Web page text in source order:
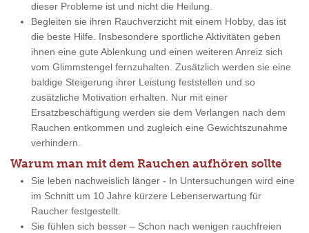
dieser Probleme ist und nicht die Heilung.
Begleiten sie ihren Rauchverzicht mit einem Hobby, das ist
die beste Hilfe. Insbesondere sportliche Aktivitäten geben
ihnen eine gute Ablenkung und einen weiteren Anreiz sich
vom Glimmstengel fernzuhalten. Zusätzlich werden sie eine
baldige Steigerung ihrer Leistung feststellen und so
zusätzliche Motivation erhalten. Nur mit einer
Ersatzbeschäftigung werden sie dem Verlangen nach dem
Rauchen entkommen und zugleich eine Gewichtszunahme
verhindern.
Warum man mit dem Rauchen aufhören sollte
Sie leben nachweislich länger - In Untersuchungen wird eine
im Schnitt um 10 Jahre kürzere Lebenserwartung für
Raucher festgestellt.
Sie fühlen sich besser – Schon nach wenigen rauchfreien